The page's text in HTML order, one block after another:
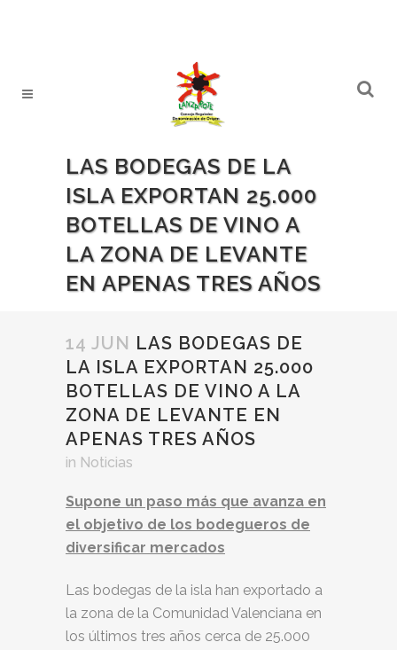
LAS BODEGAS DE LA
ISLA EXPORTAN 25.000
BOTELLAS DE VINO A
LA ZONA DE LEVANTE
EN APENAS TRES AÑOS
14 JUN LAS BODEGAS DE
LA ISLA EXPORTAN 25.000
BOTELLAS DE VINO A LA
ZONA DE LEVANTE EN
APENAS TRES AÑOS
in Noticias
Supone un paso más que avanza en
el objetivo de los bodegueros de
diversificar mercados
Las bodegas de la isla han exportado a
la zona de la Comunidad Valenciana en
los últimos tres años cerca de 25.000